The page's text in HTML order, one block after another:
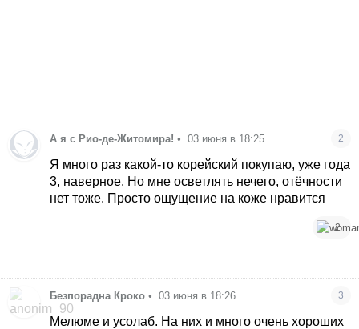
А я с Рио-де-Житомира! • 03 июня в 18:25 2
Я много раз какой-то корейский покупаю, уже года
3, наверное. Но мне осветлять нечего, отёчности
нет тоже. Просто ощущение на коже нравится
2
Безпорадна Кроко • 03 июня в 18:26 3
Мелюме и усолаб. На них и много очень хороших